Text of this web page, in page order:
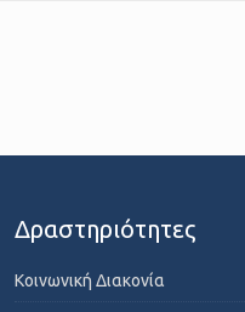
Δραστηριότητες
Κοινωνική Διακονία